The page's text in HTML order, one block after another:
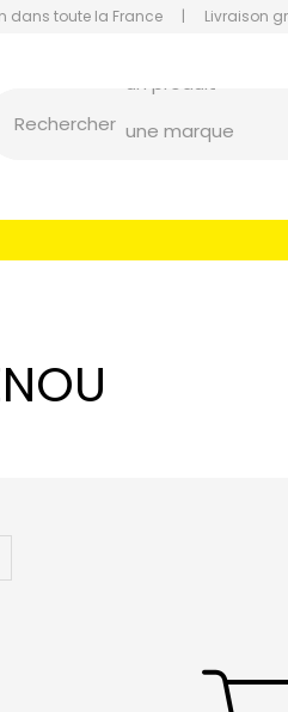
dans toute la France | Livraison
Grande Pharmacie
Rechercher
un conseil
une marque